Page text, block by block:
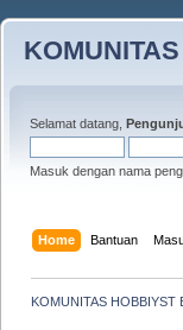
Selamat datang,
Masuk dengan nama
Home Bantuan
KOMUNITAS HOBBIYST